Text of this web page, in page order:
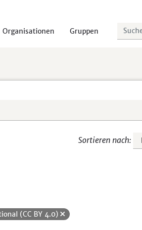
Organisationen Gruppen
Sortieren nach
(CC BY 4.0)